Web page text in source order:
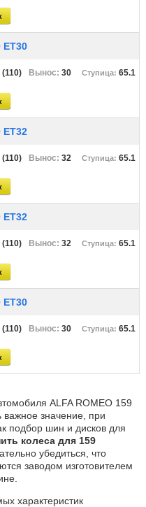
ET30
(110) 30 65.1
ET32
(110) 32 65.1
ET32
(110) 32 65.1
ET30
(110) 30 65.1
ALFA ROMEO 159
значение, при
подбор шин и дисков для
колеса для 159
убедиться, что
заводом изготовителем
характеристик